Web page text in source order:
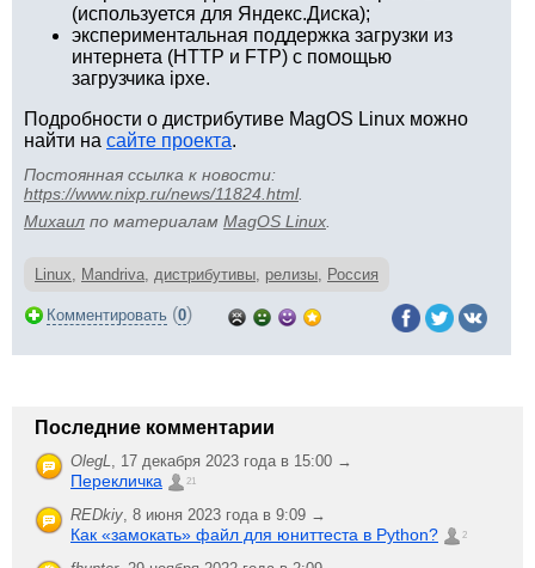
(используется для Яндекс.Диска);
экспериментальная поддержка загрузки из
интернета (HTTP и FTP) с помощью
загрузчика ipxe.
Подробности о дистрибутиве MagOS Linux можно
найти на сайте проекта.
Постоянная ссылка к новости:
https://www.nixp.ru/news/11824.html.
Михаил по материалам MagOS Linux
Linux, Mandriva, дистрибутивы, релизы, Россия
Комментировать (0)
Последние комментарии
OlegL, 17 декабря 2023 года в 15:00 →
Перекличка 21
REDkiy, 8 июня 2023 года в 9:09 →
Как «замокать» файл для юниттеста в Python? 2